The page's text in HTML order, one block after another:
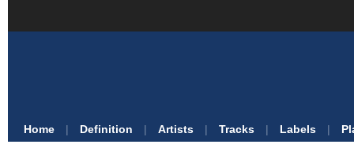
Home | Definition | Artists | Tracks | Labels |